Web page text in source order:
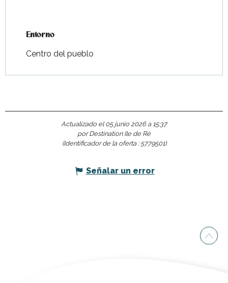
Entorno
Entorno
Centro del pueblo
Actualizado el 05 junio 2026 a 15:37
por Destination Ile de Ré
(Identificador de la oferta : 5779501)
Señalar un error